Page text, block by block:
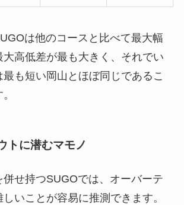
は他のコースと比べて最大幅
大高低差が最も大きく、それでい
も短い岡山とほぼ同じであるこ
トに潜むマモノ
併せ持つSUGOでは、オーバーテ
いことが容易に推測できます。